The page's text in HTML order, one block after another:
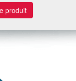
produit